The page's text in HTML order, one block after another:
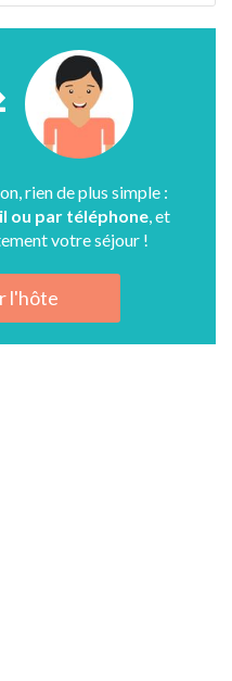
rien de plus simple :
ou par téléphone , et
votre séjour !
l'hôte